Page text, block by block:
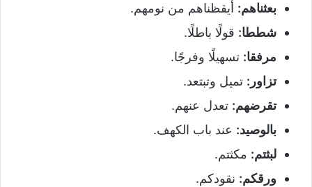
بعثناهم: أيقظناهم من نومهم.
شططا: قولًا باطلًا.
مرفقا: تسهيلًا وفرجًا.
تزاور : تميل وتبتعد.
تقرضهم: تعدل عنهم.
بالوصيد: عند باب الكهف.
لبثتم: مكثتم.
ورقكم: نقودكم.